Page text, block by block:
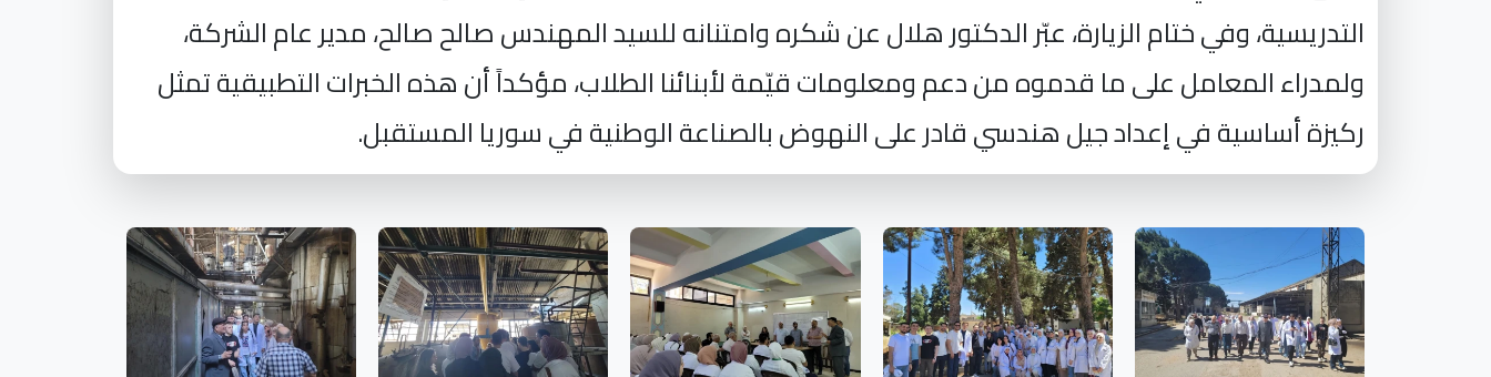
التدريسية، وفي ختام الزيارة، عبّر الدكتور هلال عن شكره وامتنانه للسيد المهندس صالح صالح، مدير عام الشركة،
ولمدراء المعامل على ما قدموه من دعم ومعلومات قيّمة لأبنائنا الطلاب، مؤكداً أن هذه الخبرات التطبيقية تمثل
ركيزة أساسية في إعداد جيل هندسي قادر على النهوض بالصناعة الوطنية في سوريا المستقبل.